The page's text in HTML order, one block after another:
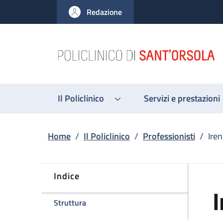
al contenuto principale
to footer content
Redazione
Il Policlinico Servizi e prestazioni
Briciole di pane
Home / Il Policlinico / Professionisti /
Indice
Strutturadella pagina Irene Pettinari